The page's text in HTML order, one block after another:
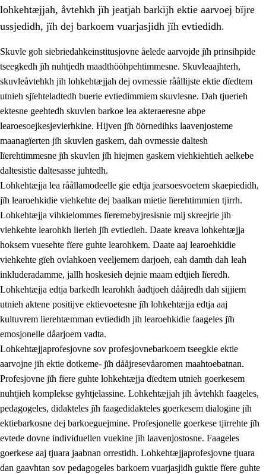
3. Prinsihph skuvlen rïektesisnie
3.1 Feerhmeles lïeremebyjrese
3.2 Ööhpehtimmie jïh sjïehtedamme lïerehtimmie
3.3 Gåetie jïh skuvle laavenjostoeh
3.4 Lïerehtimmie learoesïeltesne jïh barkoejielemisnie
3.5 Profesjonsektievoete jïh skuvleevtiedimmie
lohkehtæjjah, åvtehkh jïh jeatjah barkijh ektie aarvoej bïjre
ussjedidh, jïh dej barkoem vuarjasjidh jïh evtiedidh.
Skuvle goh siebriedahkeinstitusjovne åelede aarvojde jïh prinsihpide
tseegkedh jïh nuhtjedh maadthööhpehtimmesne. Skuvleaajhterh,
skuvleåvtehkh jïh lohkehtæjjah dej ovmessie råållijste ektie dïedtem
utnieh sjïehteladtedh buerie evtiedimmiem skuvlesne. Dah tjuerieh
ektesne geehtedh skuvlen barkoe lea akteraeresne abpe
learoesoejkesjevierhkine. Hijven jïh öörnedihks laavenjosteme
maanagïerten jïh skuvlen gaskem, dah ovmessie daltesh
lïerehtimmesne jïh skuvlen jïh hïejmen gaskem viehkiehtieh aelkebe
daltesistie daltesasse juhtedh.
Lohkehtæjja lea råållamodeelle gie edtja jearsoesvoetem skaepiedidh,
jïh learoehkidie viehkehte dej baalkan mietie lïerehtimmien tjïrrh.
Lohkehtæjja vihkielommes lïeremebyjresisnie mij skreejrie jïh
viehkehte learohkh lierieh jïh evtiedieh. Daate kreava lohkehtæjja
hoksem vuesehte fïere guhte learohkem. Daate aaj learoehkidie
viehkehte gïeh ovlahkoen veeljemem darjoeh, eah damth dah leah
inkluderadamme, jallh hoskesieh dejnie maam edtjieh lïeredh.
Lohkehtæjja edtja barkedh learohkh åadtjoeh dååjredh dah sijjiem
utnieh aktene positijve ektievoetesne jïh lohkehtæjja edtja aaj
kultuvrem lïerehtæmman evtiedidh jïh learoehkidie faageles jïh
emosjonelle dåarjoem vadta.
Lohkehtæjjaprofesjovne sov profesjovnebarkoem tseegkie ektie
aarvojne jïh ektie dotkeme- jïh dååjresevåaromen maahtoebatnan.
Profesjovne jïh fïere guhte lohkehtæjja dïedtem utnieh goerkesem
nuhtjieh komplekse gyhtjelassine. Lohkehtæjjah jïh åvtehkh faageles,
pedagogeles, didakteles jïh faagedidakteles goerkesem dialogine jïh
ektiebarkosne dej barkoeguejmine. Profesjonelle goerkese tjïrrehte jïh
evtede dovne individuellen vuekine jïh laavenjostosne. Faageles
goerkese aaj tjuara jaabnan orrestidh. Lohkehtæjjaprofesjovne tjuara
dan gaavhtan sov pedagogeles barkoem vuarjasjidh guktie fïere guhte